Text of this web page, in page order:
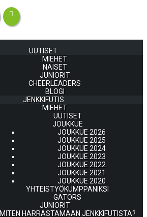
UUTISET
MIEHET
NAISET
JUNIORIT
CHEERLEADERS
BLOGI
JENKKIFUTIS
MIEHET
UUTISET
JOUKKUE
JOUKKUE 2026
JOUKKUE 2025
JOUKKUE 2024
JOUKKUE 2023
JOUKKUE 2022
JOUKKUE 2021
JOUKKUE 2020
YHTEISTYÖKUMPPANIKSI
GATORS
JUNIORIT
MITEN HARRASTAMAAN JENKKIFUTISTA?